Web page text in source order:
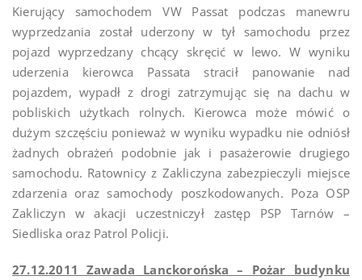
Kierujący samochodem VW Passat podczas manewru
wyprzedzania został uderzony w tył samochodu przez
pojazd wyprzedzany chcący skręcić w lewo. W wyniku
uderzenia kierowca Passata stracił panowanie nad
pojazdem, wypadł z drogi zatrzymując się na dachu w
pobliskich użytkach rolnych. Kierowca może mówić o
dużym szczęściu ponieważ w wyniku wypadku nie odniósł
żadnych obrażeń podobnie jak i pasażerowie drugiego
samochodu. Ratownicy z Zakliczyna zabezpieczyli miejsce
zdarzenia oraz samochody poszkodowanych. Poza OSP
Zakliczyn w akacji uczestniczył zastęp PSP Tarnów –
Siedliska oraz Patrol Policji.
27.12.2011 Zawada Lanckorońska – Pożar budynku